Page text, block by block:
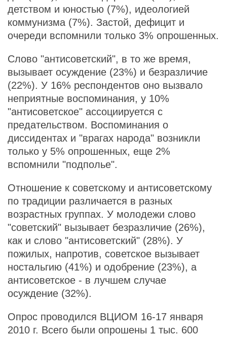
детством и юностью (7%), идеологией
коммунизма (7%). Застой, дефицит и
очереди вспомнили только 3% опрошенных.
Слово "антисоветский", в то же время,
вызывает осуждение (23%) и безразличие
(22%). У 16% респондентов оно вызвало
неприятные воспоминания, у 10%
"антисоветское" ассоциируется с
предательством. Воспоминания о
диссидентах и "врагах народа" возникли
только у 5% опрошенных, еще 2%
вспомнили "подполье".
Отношение к советскому и антисоветскому
по традиции различается в разных
возрастных группах. У молодежи слово
"советский" вызывает безразличие (26%),
как и слово "антисоветский" (28%). У
пожилых, напротив, советское вызывает
ностальгию (41%) и одобрение (23%), а
антисоветское - в лучшем случае
осуждение (32%).
Опрос проводился ВЦИОМ 16-17 января
2010 г. Всего были опрошены 1 тыс. 600